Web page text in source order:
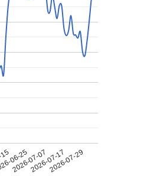
06-25
2026-07-072026-07-172026-07-29